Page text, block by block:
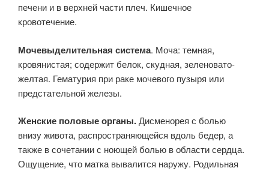
печени и в верхней части плеч. Кишечное
кровотечение.
Мочевыделительная система. Моча: темная,
кровянистая; содержит белок, скудная, зеленовато-
желтая. Гематурия при раке мочевого пузыря или
предстательной железы.
Женские половые органы.Дисменорея с болью
внизу живота, распространяющейся вдоль бедер, а
также в сочетании с ноющей болью в области сердца.
Ощущение, что матка вывалится наружу. Родильная